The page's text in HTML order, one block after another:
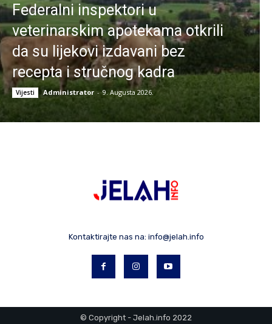
Federalni inspektori u
veterinarskim apotekama otkrili
da su lijekovi izdavani bez
recepta i stručnog kadra
Vijesti Administrator - 9. Augusta 2026.
Kontaktirajte nas na: info@jelah.info
© Copyright - Jelah.info 2022